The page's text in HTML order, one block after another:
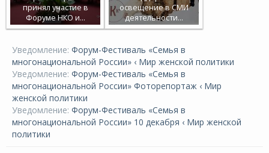
принял участие в
Форуме НКО и…
освещение в СМИ
деятельности…
Уведомление: Форум-Фестиваль «Семья в
многонациональной России» ‹ Мир женской политики
Уведомление: Форум-Фестиваль «Семья в
многонациональной России» Фоторепортаж ‹ Мир
женской политики
Уведомление: Форум-Фестиваль «Семья в
многонациональной России» 10 декабря ‹ Мир женской
политики